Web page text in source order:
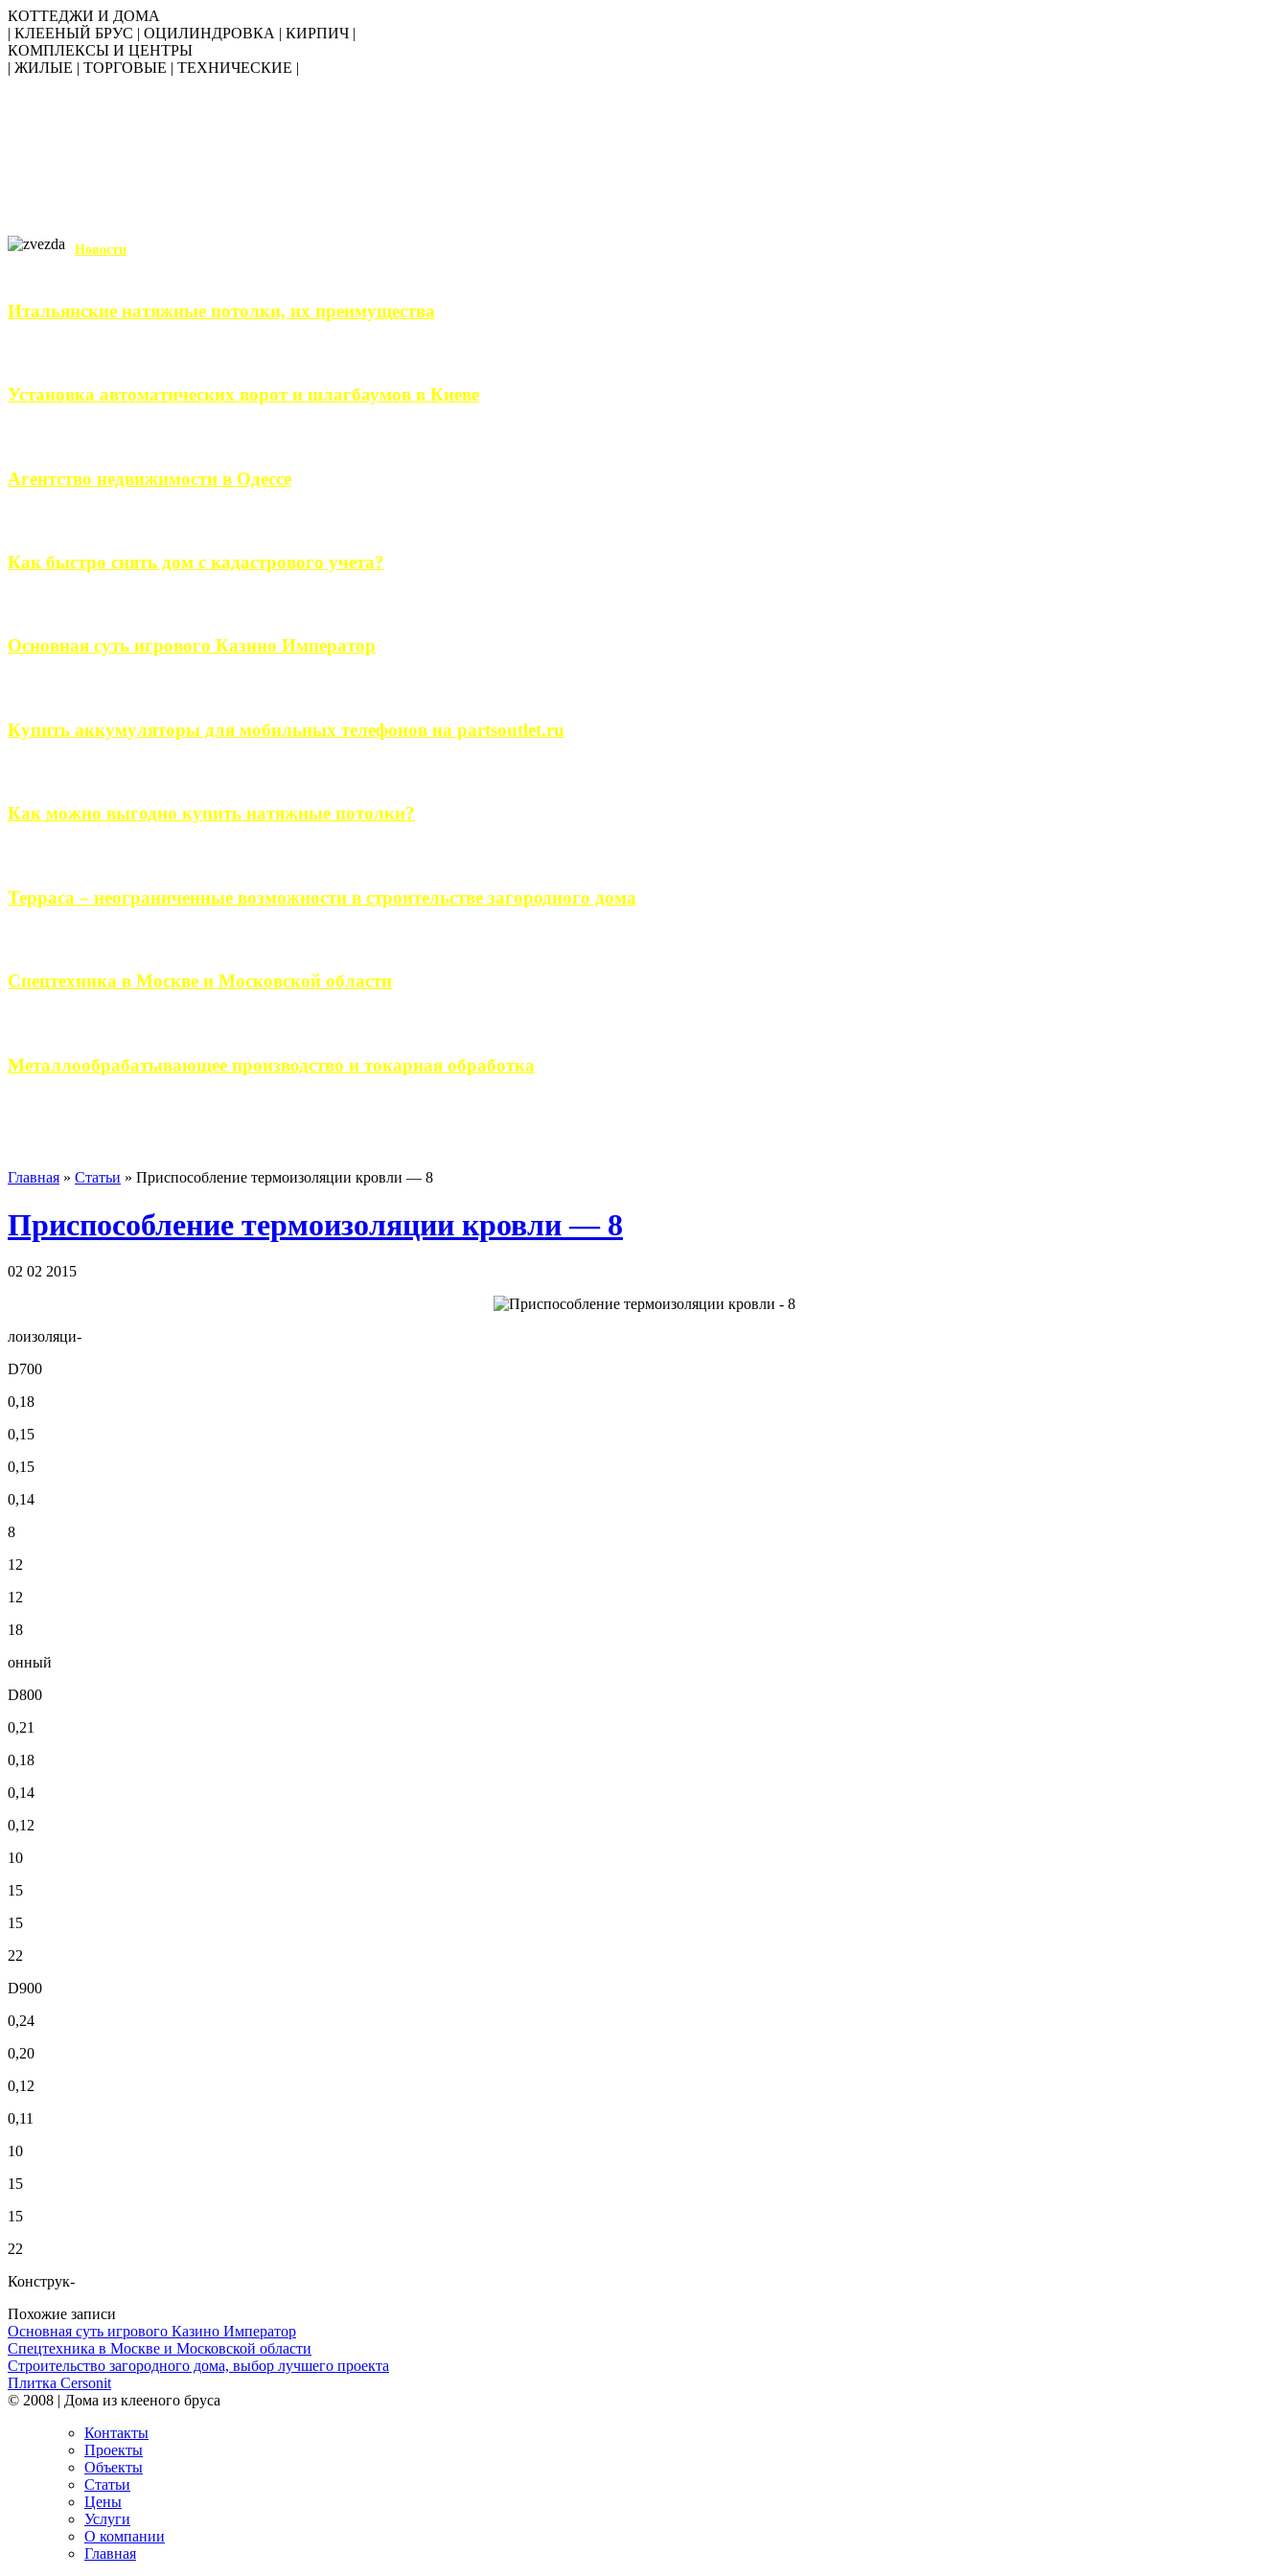
КОТТЕДЖИ И ДОМА
| КЛЕЕНЫЙ БРУС | ОЦИЛИНДРОВКА | КИРПИЧ |
КОМПЛЕКСЫ И ЦЕНТРЫ
| ЖИЛЫЕ | ТОРГОВЫЕ | ТЕХНИЧЕСКИЕ |
Новости
Итальянские натяжные потолки, их преимущества
Установка автоматических ворот и шлагбаумов в Киеве
Агентство недвижимости в Одессе
Как быстро снять дом с кадастрового учета?
Основная суть игрового Казино Император
Купить аккумуляторы для мобильных телефонов на partsoutlet.ru
Как можно выгодно купить натяжные потолки?
Терраса – неограниченные возможности в строительстве загородного дома
Спецтехника в Москве и Московской области
Металлообрабатывающее производство и токарная обработка
Главная » Статьи » Приспособление термоизоляции кровли — 8
Приспособление термоизоляции кровли — 8
02 02 2015
лоизоляци-
D700
0,18
0,15
0,15
0,14
8
12
12
18
онный
D800
0,21
0,18
0,14
0,12
10
15
15
22
D900
0,24
0,20
0,12
0,11
10
15
15
22
Конструк-
Похожие записи
Основная суть игрового Казино Император
Спецтехника в Москве и Московской области
Строительство загородного дома, выбор лучшего проекта
Плитка Cersonit
© 2008 | Дома из клееного бруса
Контакты
Проекты
Объекты
Статьи
Цены
Услуги
О компании
Главная